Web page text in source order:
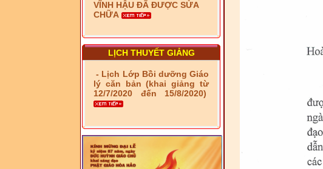
- Bàn giao 10 căn nhà Đại
đoàn kết cho hộ có hoàn
Yên
- LỄ RA QUÂN DẬM VÁ,
SỬA CHỮA LỘ GIAO
THÔNG NÔNG THÔN (XÃ
PHÚ THỌ)
- LỚP TẬP HUẤN LỊCH SỬ,
HIẾN CHƯƠNG GIÁO HỘI
PGHH NHIỆM KỲ VI (2024-
2029) CHO TRỊ SỰ VIÊN
TRUNG ƯƠNG, BAN ĐẠI
DIỆN TỈNH VÀ GIÁO LÝ
LỊCH THUYẾT GIẢNG
- Lịch Lớp Bồi dưỡng Giáo
lý căn bản (khai giảng từ
12/7/2020 đến 15/8/2020)